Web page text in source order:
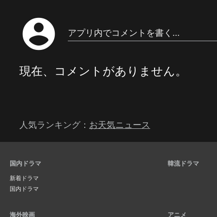
account_circle アプリ内でコメントを書く...
現在、コメントがありません。
人気ランキング： お天気ニュース
国内ドラマ
新着ドラマ
国内ドラマ
韓流ドラマ
海外映画 アニメ